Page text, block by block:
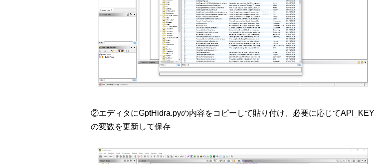
②エディタにGptHidra.pyの内容をコピーして貼り付け、必要に応じてAPI_KEY
の変数を更新して保存